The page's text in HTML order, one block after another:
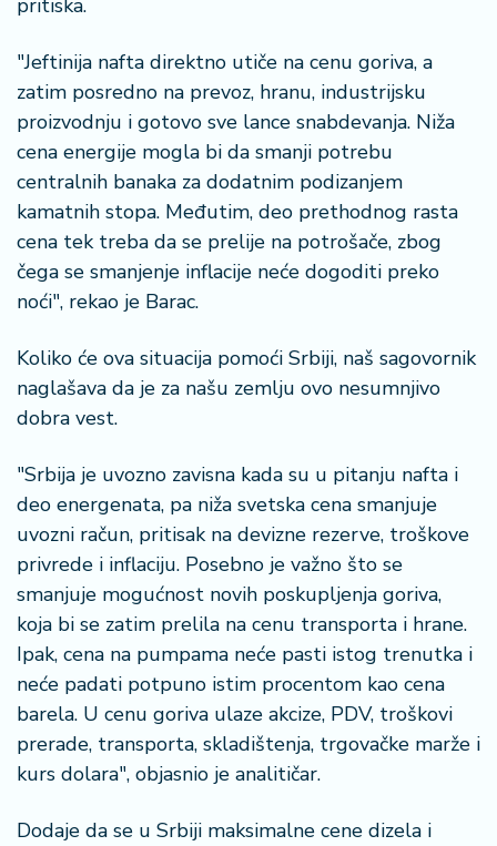
pritiska.
"Jeftinija nafta direktno utiče na cenu goriva, a
zatim posredno na prevoz, hranu, industrijsku
proizvodnju i gotovo sve lance snabdevanja. Niža
cena energije mogla bi da smanji potrebu
centralnih banaka za dodatnim podizanjem
kamatnih stopa. Međutim, deo prethodnog rasta
cena tek treba da se prelije na potrošače, zbog
čega se smanjenje inflacije neće dogoditi preko
noći", rekao je Barac.
Koliko će ova situacija pomoći Srbiji, naš sagovornik
naglašava da je za našu zemlju ovo nesumnjivo
dobra vest.
"Srbija je uvozno zavisna kada su u pitanju nafta i
deo energenata, pa niža svetska cena smanjuje
uvozni račun, pritisak na devizne rezerve, troškove
privrede i inflaciju. Posebno je važno što se
smanjuje mogućnost novih poskupljenja goriva,
koja bi se zatim prelila na cenu transporta i hrane.
Ipak, cena na pumpama neće pasti istog trenutka i
neće padati potpuno istim procentom kao cena
barela. U cenu goriva ulaze akcize, PDV, troškovi
prerade, transporta, skladištenja, trgovačke marže i
kurs dolara", objasnio je analitičar.
Dodaje da se u Srbiji maksimalne cene dizela i